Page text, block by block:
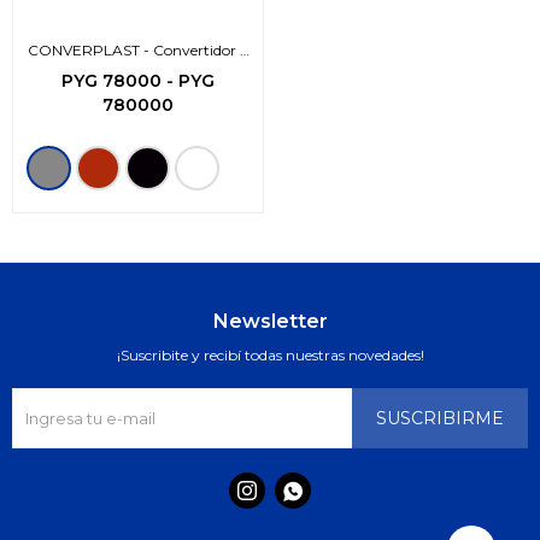
CONVERPLAST - Convertidor 2
en 1
PYG 78000 - PYG
780000
Newsletter
¡Suscribite y recibí todas nuestras novedades!
SUSCRIBIRME
 